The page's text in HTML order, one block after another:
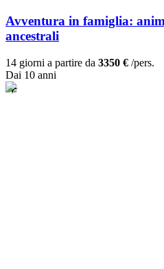
Avventura in famiglia:
ancestrali
14 giorni a partire da 3350 € /pers.
Dai 10 anni